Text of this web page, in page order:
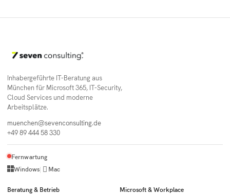
Inhabergeführte IT-Beratung aus
München für Microsoft 365, IT-Security,
Cloud Services und moderne
Arbeitsplätze.
muenchen@sevenconsulting.de
+49 89 444 58 330
Fernwartung
Windows|  Mac
Beratung & Betrieb Microsoft & Workplace